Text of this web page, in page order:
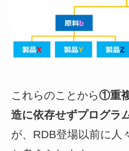
これらのことから①重
造に依存せずプログラ
が、RDB登場以前に人